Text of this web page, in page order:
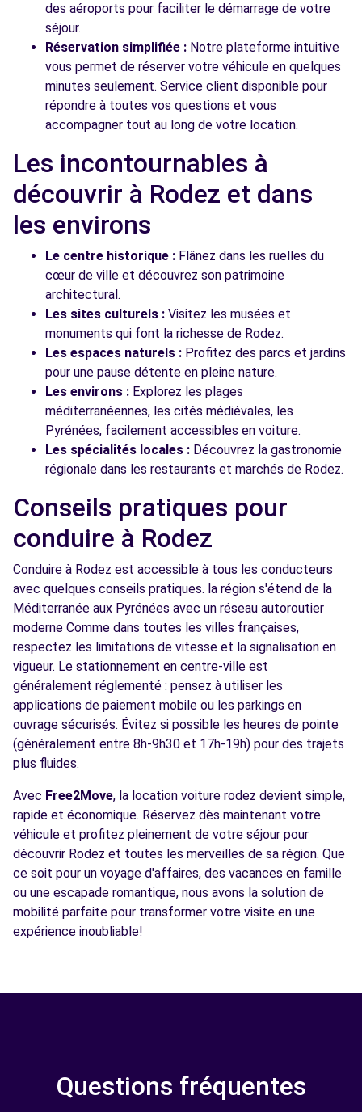
des aéroports pour faciliter le démarrage de votre
séjour.
Réservation simplifiée : Notre plateforme intuitive
vous permet de réserver votre véhicule en quelques
minutes seulement. Service client disponible pour
répondre à toutes vos questions et vous
accompagner tout au long de votre location.
Les incontournables à
découvrir à Rodez et dans
les environs
Le centre historique : Flânez dans les ruelles du
cœur de ville et découvrez son patrimoine
architectural.
Les sites culturels : Visitez les musées et
monuments qui font la richesse de Rodez.
Les espaces naturels : Profitez des parcs et jardins
pour une pause détente en pleine nature.
Les environs : Explorez les plages
méditerranéennes, les cités médiévales, les
Pyrénées, facilement accessibles en voiture.
Les spécialités locales : Découvrez la gastronomie
régionale dans les restaurants et marchés de Rodez.
Conseils pratiques pour
conduire à Rodez
Conduire à Rodez est accessible à tous les conducteurs
avec quelques conseils pratiques. la région s'étend de la
Méditerranée aux Pyrénées avec un réseau autoroutier
moderne Comme dans toutes les villes françaises,
respectez les limitations de vitesse et la signalisation en
vigueur. Le stationnement en centre-ville est
généralement réglementé : pensez à utiliser les
applications de paiement mobile ou les parkings en
ouvrage sécurisés. Évitez si possible les heures de pointe
(généralement entre 8h-9h30 et 17h-19h) pour des trajets
plus fluides.
Avec Free2Move, la location voiture rodez devient simple,
rapide et économique. Réservez dès maintenant votre
véhicule et profitez pleinement de votre séjour pour
découvrir Rodez et toutes les merveilles de sa région. Que
ce soit pour un voyage d'affaires, des vacances en famille
ou une escapade romantique, nous avons la solution de
mobilité parfaite pour transformer votre visite en une
expérience inoubliable!
Questions fréquentes